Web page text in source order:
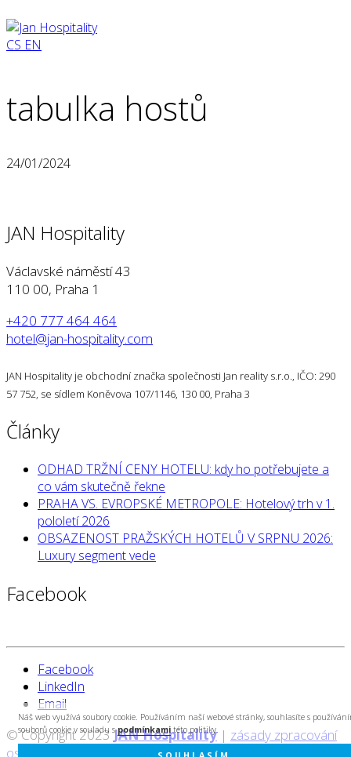
Náš web využívá soubory cookie. Používáním naší webové stránky, souhlasíte s
souborů cookie v souladu spodmínkamitéto politiky.
CS EN
tabulka hostů
24/01/2024
JAN Hospitality
Václavské náměstí 43
110 00, Praha 1
+420 777 464 464
hotel@jan-hospitality.com
JAN Hospitality je obchodní značka společnosti Jan reality s.r.o., IČO: 290
57 752, se sídlem Koněvova 107/1146, 130 00, Praha 3
Články
ODHAD TRŽNÍ CENY HOTELU: kdy ho potřebujete a
co vám skutečně řekne
PRAHA VS. EVROPSKÉ METROPOLE: Hotelový trh v 1.
pololetí 2026
OBSAZENOST PRAŽSKÝCH HOTELŮ V SRPNU 2026:
Luxury segment vede
Facebook
Facebook
LinkedIn
Email
© Copyright 2023JAN Hospitality| zásady zpracování
osobních údajů
created by Cyberart